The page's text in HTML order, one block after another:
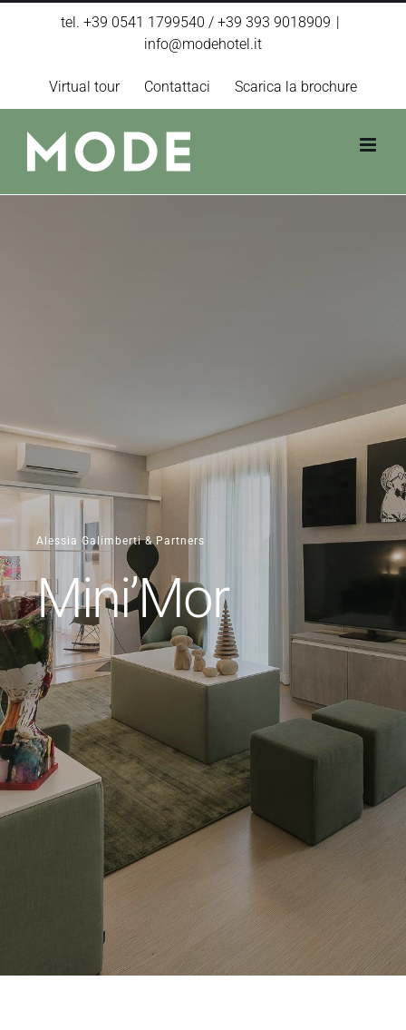
tel. +39 0541 1799540 / +39 393 9018909 |
info@modehotel.it
Virtual tour Contattaci Scarica la brochure
Alessia Galimberti & Partners
Mini’Mor